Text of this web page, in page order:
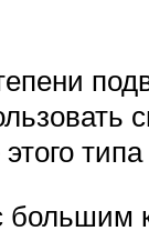
большим